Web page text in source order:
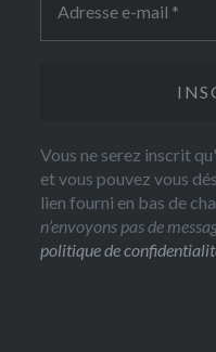
Vous ne serez inscrit
et vous pouvez vous
lien fourni en bas de
n’envoyons pas de
politique de